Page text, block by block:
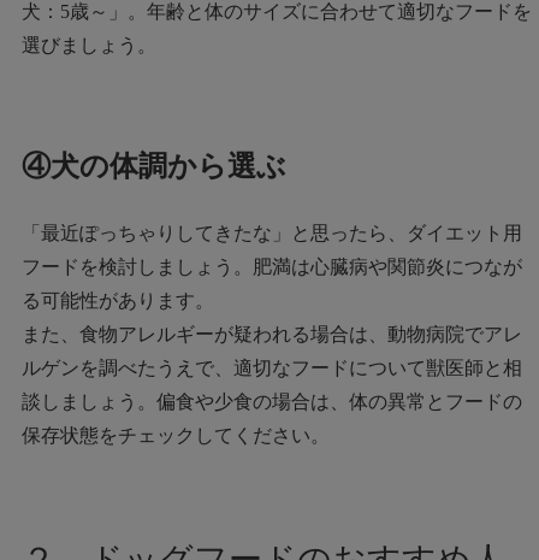
犬：5歳～」。年齢と体のサイズに合わせて適切なフードを
選びましょう。
④犬の体調から選ぶ
「最近ぽっちゃりしてきたな」と思ったら、ダイエット用
フードを検討しましょう。肥満は心臓病や関節炎につなが
る可能性があります。
また、食物アレルギーが疑われる場合は、動物病院でアレ
ルゲンを調べたうえで、適切なフードについて獣医師と相
談しましょう。偏食や少食の場合は、体の異常とフードの
保存状態をチェックしてください。